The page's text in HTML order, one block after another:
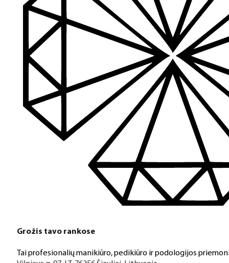
Grožis tavo rankose
Tai profesionalių manikiūro, pedikiūro ir podologijos